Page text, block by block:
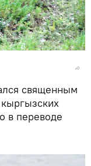
священным
в переводе